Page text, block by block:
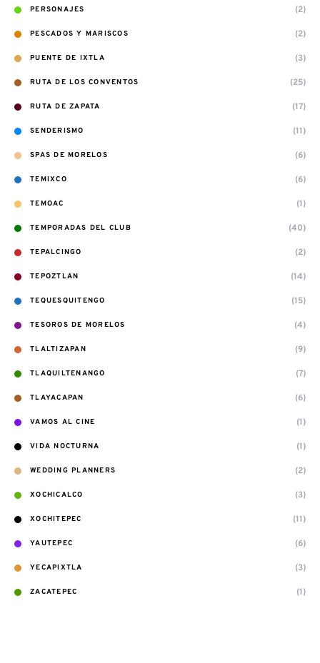
PERSONAJES (2)
PESCADOS Y MARISCOS (2)
PUENTE DE IXTLA (3)
RUTA DE LOS CONVENTOS (25)
RUTA DE ZAPATA (17)
SENDERISMO (11)
SPAS DE MORELOS (6)
TEMIXCO (6)
TEMOAC (1)
TEMPORADAS DEL CLUB (40)
TEPALCINGO (2)
TEPOZTLAN (14)
TEQUESQUITENGO (15)
TESOROS DE MORELOS (4)
TLALTIZAPAN (9)
TLAQUILTENANGO (7)
TLAYACAPAN (6)
VAMOS AL CINE (1)
VIDA NOCTURNA (1)
WEDDING PLANNERS (2)
XOCHICALCO (3)
XOCHITEPEC (11)
YAUTEPEC (6)
YECAPIXTLA (3)
ZACATEPEC (1)